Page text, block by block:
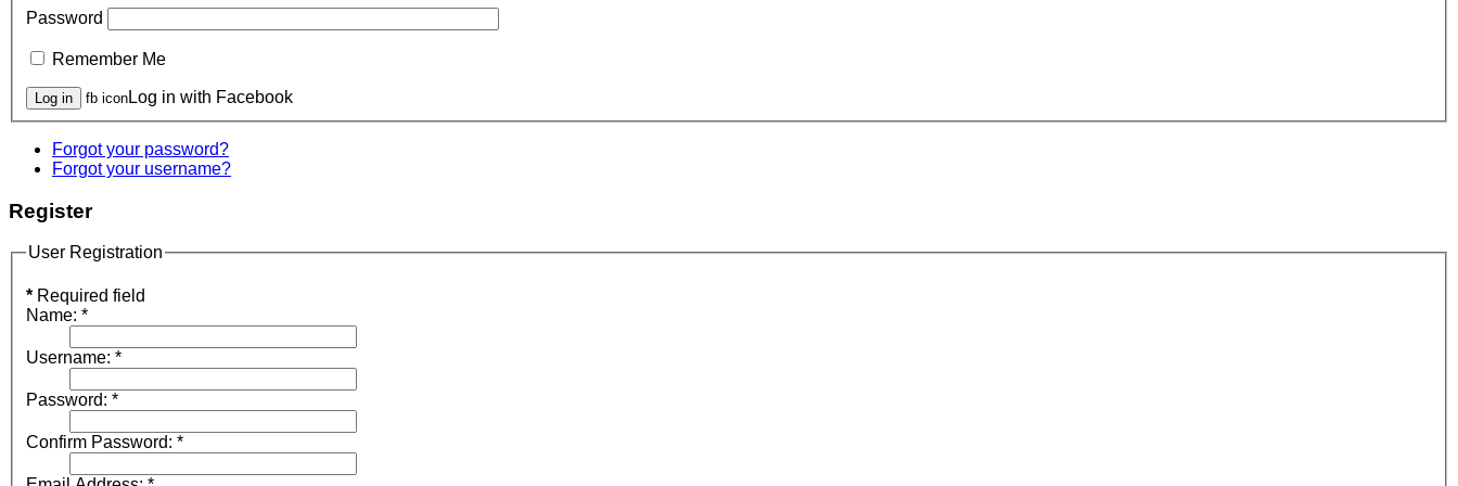
Password
Remember Me
fb icon Log in with Facebook
Forgot your password?
Forgot your username?
Register
User Registration
* Required field
Name: *
Username: *
Password: *
Confirm Password: *